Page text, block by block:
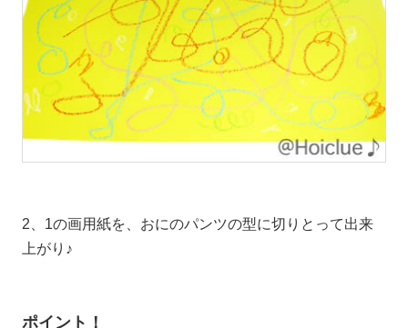
2、1の画用紙を、おにのパンツの型に切りとって出来
上がり♪
ポイント！